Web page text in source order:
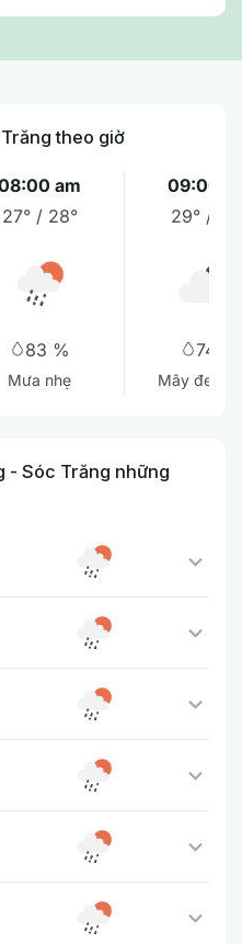
theo giờ
am
27° / 28°
83 %
Mưa nhẹ
09:00
29° /
74 %
Mây đen u
- Sóc Trăng những